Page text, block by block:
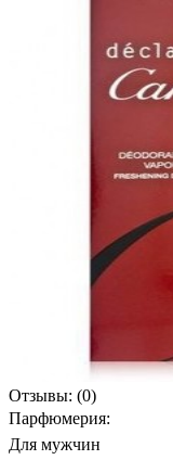
Отзывы: (0)
Парфюмерия:
Для мужчин